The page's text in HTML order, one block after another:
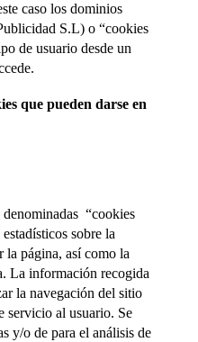
caso los dominios
S.L) o “cookies
de usuario desde un
que pueden darse en
“cookies
sobre la
la página, así como la
La información recogida
la navegación del sitio
servicio al usuario. Se
y/o de para el análisis de